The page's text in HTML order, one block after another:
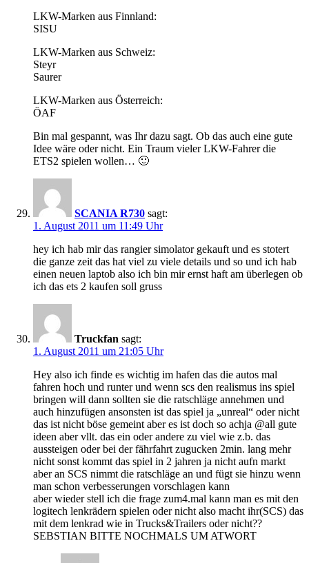
LKW-Marken aus Finnland:
SISU
LKW-Marken aus Schweiz:
Steyr
Saurer
LKW-Marken aus Österreich:
ÖAF
Bin mal gespannt, was Ihr dazu sagt. Ob das auch eine gute
Idee wäre oder nicht. Ein Traum vieler LKW-Fahrer die
ETS2 spielen wollen… 🙂
SCANIA R730 sagt:
1. August 2011 um 11:49 Uhr
hey ich hab mir das rangier simolator gekauft und es stotert
die ganze zeit das hat viel zu viele details und so und ich hab
einen neuen laptob also ich bin mir ernst haft am überlegen ob
ich das ets 2 kaufen soll gruss
Truckfan sagt:
1. August 2011 um 21:05 Uhr
Hey also ich finde es wichtig im hafen das die autos mal
fahren hoch und runter und wenn scs den realismus ins spiel
bringen will dann sollten sie die ratschläge annehmen und
auch hinzufügen ansonsten ist das spiel ja „unreal“ oder nicht
das ist nicht böse gemeint aber es ist doch so achja @all gute
ideen aber vllt. das ein oder andere zu viel wie z.b. das
aussteigen oder bei der fährfahrt zugucken 2min. lang mehr
nicht sonst kommt das spiel in 2 jahren ja nicht aufn markt
aber an SCS nimmt die ratschläge an und fügt sie hinzu wenn
man schon verbesserungen vorschlagen kann
aber wieder stell ich die frage zum4.mal kann man es mit den
logitech lenkrädern spielen oder nicht also macht ihr(SCS) das
mit dem lenkrad wie in Trucks&Trailers oder nicht??
SEBSTIAN BITTE NOCHMALS UM ATWORT